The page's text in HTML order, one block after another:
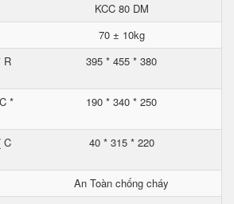
KCC 80 DM
70 ± 10kg
R
395 * 455 * 380
*
190 * 340 * 250
C
40 * 315 * 220
An Toàn chống cháy